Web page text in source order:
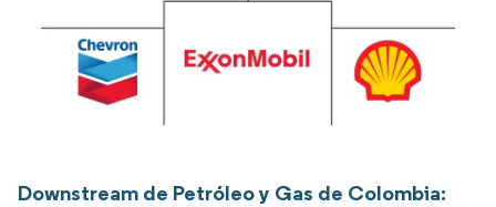
Downstream de Petróleo y Gas de Colombia: